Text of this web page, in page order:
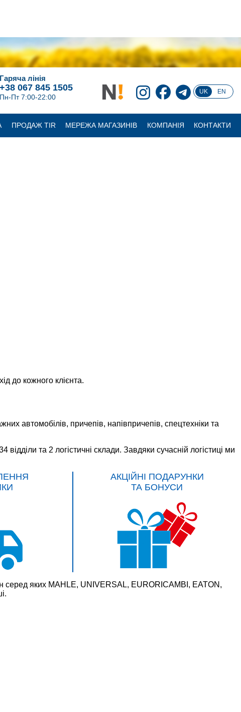
Гаряча лінія
+38 067 845 1505
Пн-Пт 7:00-22:00
UK EN
ПРОДАЖ TIR МЕРЕЖА МАГАЗИНІВ КОМПАНІЯ КОНТАКТИ
до кожного клієнта.
автомобілів, причепів, напівпричепів, спецтехніки та
та 2 логістичні склади. Завдяки сучасній логістиці ми
АКЦІЙНІ ПОДАРУНКИ
ТА БОНУСИ
серед яких MAHLE, UNIVERSAL, EURORICAMBI, EATON,